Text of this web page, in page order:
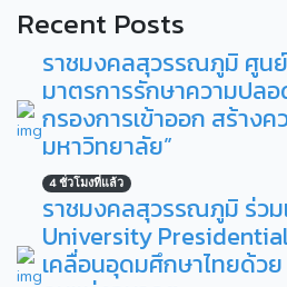
Recent Posts
ราชมงคลสุวรรณภูมิ ศูน
มาตรการรักษาความปล
กรองการเข้าออก สร้างค
มหาวิทยาลัย”
4 ชั่วโมงที่แล้ว
ราชมงคลสุวรรณภูมิ ร่วม
University
เคลื่อนอุดมศึกษาไทยด้ว